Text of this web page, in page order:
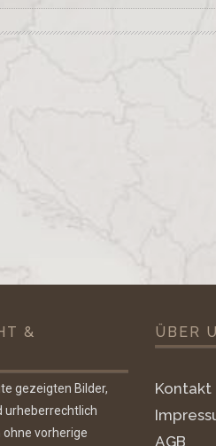
&
gezeigten Bilder,
urheberrechtlich
vorherige
ÜBER
Kontakt
AGB